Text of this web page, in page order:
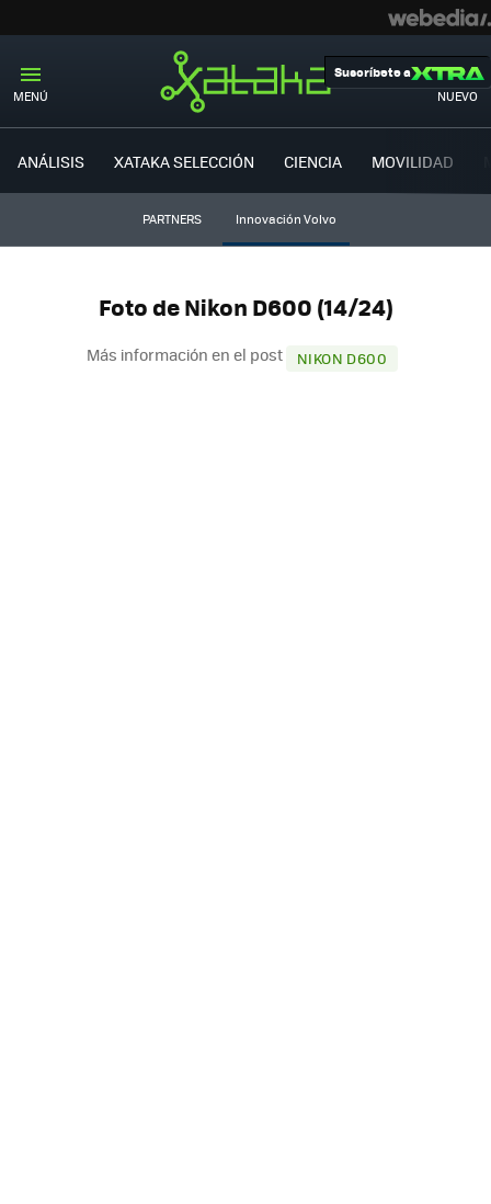
MENÚ NUEVO
Suscríbete a
ANÁLISIS XATAKA SELECCIÓN CIENCIA MOVILIDAD
PARTNERS Innovación Volvo
Foto de Nikon D600 (14/24)
Más información en el post NIKON D600